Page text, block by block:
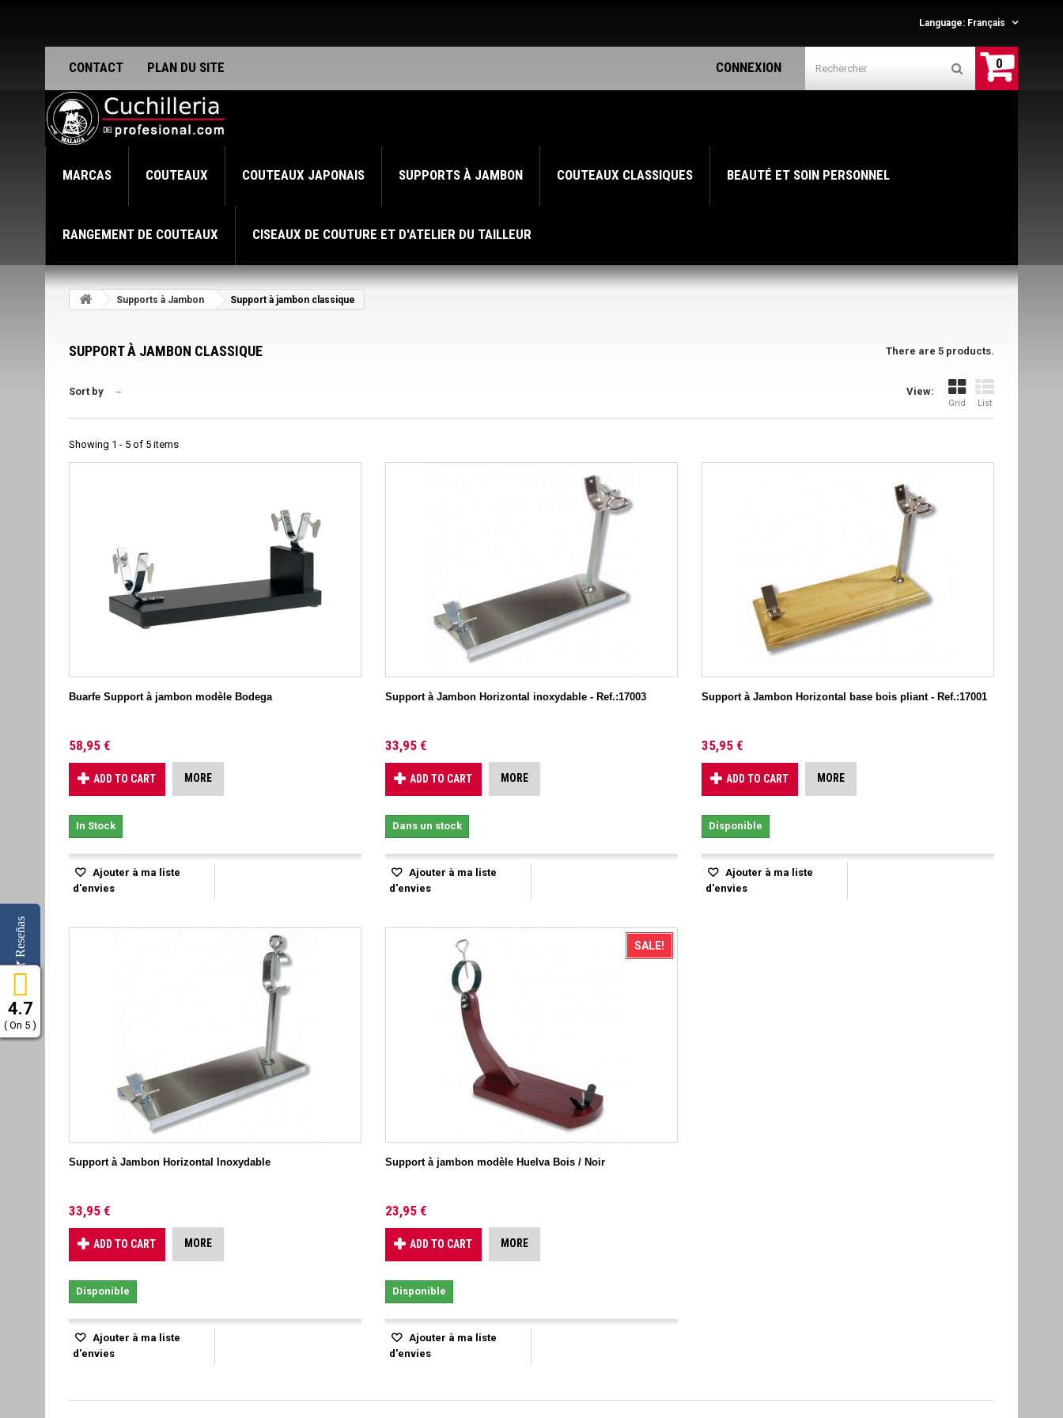
Language: Français
CONTACT PLAN DU SITE 0
CONNEXION
MARCAS COUTEAUX COUTEAUX JAPONAIS SUPPORTS À JAMBON COUTEAUX CLASSIQUES BEAUTÉ ET SOIN PERSONNEL
RANGEMENT DE COUTEAUX CISEAUX DE COUTURE ET D'ATELIER DU TAILLEUR
Supports à Jambon Support à jambon classique
SUPPORT À JAMBON CLASSIQUE There are 5 products.
View:
Grid List
Sort by --
Showing 1 - 5 of 5 items
Buarfe Support à jambon modèle Bodega
58,95 €
ADD TO CART MORE
In Stock
Ajouter à ma liste
d'envies
Support à Jambon Horizontal inoxydable - Ref.:17003
33,95 €
ADD TO CART MORE
Dans un stock
Ajouter à ma liste
d'envies
Support à Jambon Horizontal base bois pliant - Ref.:17001
35,95 €
ADD TO CART MORE
Disponible
Ajouter à ma liste
d'envies
Support à Jambon Horizontal Inoxydable
33,95 €
ADD TO CART MORE
Disponible
Ajouter à ma liste
d'envies
SALE!
Support à jambon modèle Huelva Bois / Noir
23,95 €
ADD TO CART MORE
Disponible
Ajouter à ma liste
d'envies
4.7
( On 5 )
Reseñas